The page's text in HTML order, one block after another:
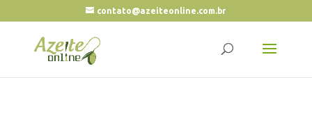
contato@azeiteonline.com.br